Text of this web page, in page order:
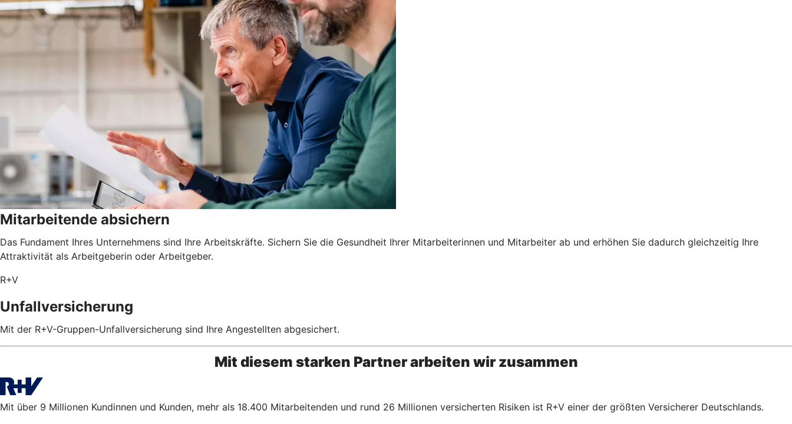
Mitarbeitende absichern
Das Fundament Ihres Unternehmens sind Ihre Arbeitskräfte. Sichern Sie die Gesundheit Ihrer Mitarbeiterinnen und Mitarbeiter ab und erhöhen Sie dadurch gleichzeitig Ihre
Attraktivität als Arbeitgeberin oder Arbeitgeber.
R+V
Unfallversicherung
Mit der R+V-Gruppen-Unfallversicherung sind Ihre Angestellten abgesichert.
Mit diesem starken Partner arbeiten wir zusammen
Mit über 9 Millionen Kundinnen und Kunden, mehr als 18.400 Mitarbeitenden und rund 26 Millionen versicherten Risiken ist R+V einer der größten Versicherer Deutschlands.